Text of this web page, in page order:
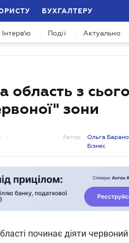
БУХГАЛТЕРУ
Інтерв'ю Події Актуально
область з
зони
Автор:
Ольга
Бізнес
починає діяти